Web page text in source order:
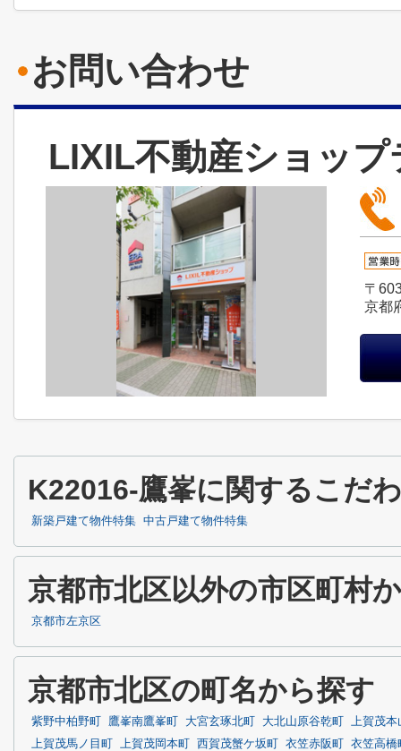
お問い合わせ
LIXIL不動産ショップ
〒
京都
K22016-鷹峯に関するこだ
新築戸建て物件特集 中古戸建て物件特集
京都市北区以外の市区町村
京都市左京区
京都市北区の町名から探す
紫野中柏野町 鷹峯南鷹峯町 大宮玄琢北町 大北山原谷乾町
上賀茂本
上賀茂馬ノ目町
上賀茂岡本町 西賀茂蟹ケ坂町 衣笠赤阪町
衣笠高橋